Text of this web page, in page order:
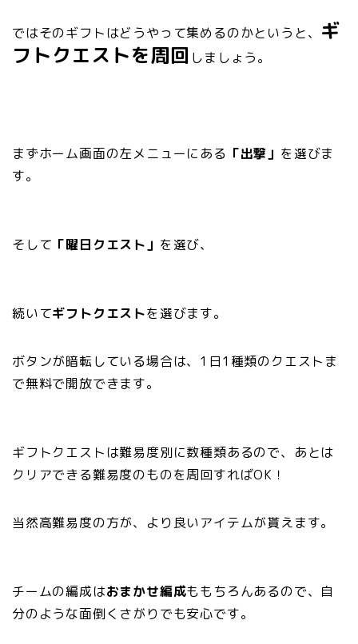
ではそのギフトはどうやって集めるのかというと、 ギ
フトクエストを周回 しましょう。
まずホーム画面の左メニューにある 「出撃」 を選びま
す。
そして 「曜日クエスト」 を選び、
続いてギフトクエストを選びます。
ボタンが暗転している場合は、1日1種類のクエストま
で無料で開放できます。
ギフトクエストは難易度別に数種類あるので、あとは
クリアできる難易度のものを周回すればOK！
当然高難易度の方が、より良いアイテムが貰えます。
チームの編成はおまかせ編成ももちろんあるので、自
分のような面倒くさがりでも安心です。